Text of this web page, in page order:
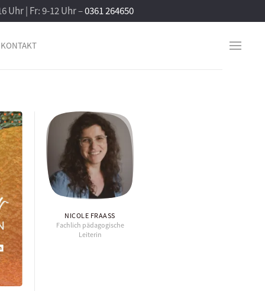
Uhr | Fr: 9-12 Uhr –0361 264650
KONTAKT
NICOLE FRAASS
Fachlich pädagogische
Leiterin